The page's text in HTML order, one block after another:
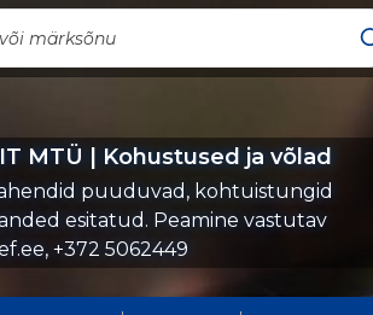
MTÜ | Kohustused ja võlad
puuduvad, kohtuistungid
esitatud. Peamine vastutav
+372 5062449